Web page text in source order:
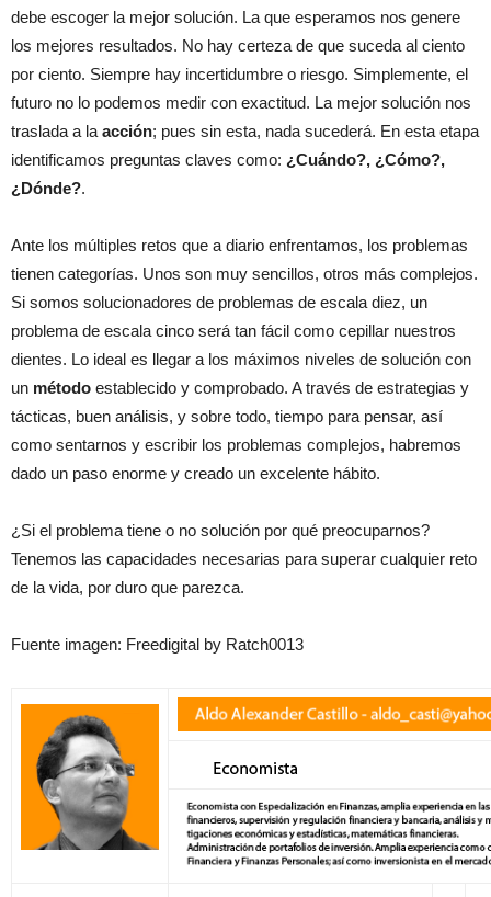
debe escoger la mejor solución. La que esperamos nos genere
los mejores resultados. No hay certeza de que suceda al ciento
por ciento. Siempre hay incertidumbre o riesgo. Simplemente, el
futuro no lo podemos medir con exactitud. La mejor solución nos
traslada a la acción; pues sin esta, nada sucederá. En esta etapa
identificamos preguntas claves como: ¿Cuándo?, ¿Cómo?,
¿Dónde?.
Ante los múltiples retos que a diario enfrentamos, los problemas
tienen categorías. Unos son muy sencillos, otros más complejos.
Si somos solucionadores de problemas de escala diez, un
problema de escala cinco será tan fácil como cepillar nuestros
dientes. Lo ideal es llegar a los máximos niveles de solución con
un método establecido y comprobado. A través de estrategias y
tácticas, buen análisis, y sobre todo, tiempo para pensar, así
como sentarnos y escribir los problemas complejos, habremos
dado un paso enorme y creado un excelente hábito.
¿Si el problema tiene o no solución por qué preocuparnos?
Tenemos las capacidades necesarias para superar cualquier reto
de la vida, por duro que parezca.
Fuente imagen: Freedigital by Ratch0013